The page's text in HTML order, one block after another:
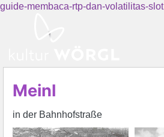
guide-membaca-rtp-dan-volatilitas-slot
Meinl
in der Bahnhofstraße